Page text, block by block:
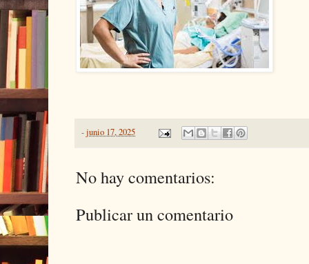
-junio 17, 2025
No hay comentarios:
Publicar un comentario